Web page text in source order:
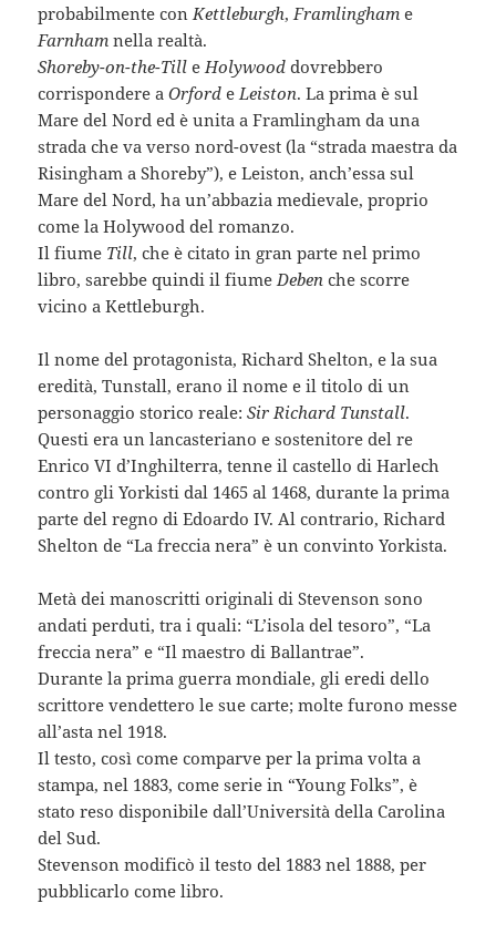
probabilmente con Kettleburgh, Framlinghame
Farnhamnella realtà.
Shoreby-on-the-Till e Holywooddovrebbero
corrispondere aOrforde Leiston. La prima è sul
Mare del Nord ed è unita a Framlingham da una
strada che va verso nord-ovest (la “strada maestra da
Risingham a Shoreby”), e Leiston, anch’essa sul
Mare del Nord, ha un’abbazia medievale, proprio
come la Holywood del romanzo.
Il fiume Till, che è citato in gran parte nel primo
libro, sarebbe quindi il fiume Debenche scorre
vicino a Kettleburgh.
Il nome del protagonista, Richard Shelton, e la sua
eredità, Tunstall, erano il nome e il titolo di un
personaggio storico reale:Sir Richard Tunstall.
Questi era un lancasteriano e sostenitore del re
Enrico VI d’Inghilterra, tenne il castello di Harlech
contro gli Yorkisti dal 1465 al 1468, durante la prima
parte del regno di Edoardo IV. Al contrario, Richard
Shelton de “La freccia nera” è un convinto Yorkista.
Metà dei manoscritti originali di Stevenson sono
andati perduti, tra i quali: “L’isola del tesoro”, “La
freccia nera” e “Il maestro di Ballantrae”.
Durante la prima guerra mondiale, gli eredi dello
scrittore vendettero le sue carte; molte furono messe
all’asta nel 1918.
Il testo, così come comparve per la prima volta a
stampa, nel 1883, come serie in “Young Folks”, è
stato reso disponibile dall’Università della Carolina
del Sud.
Stevenson modificò il testo del 1883 nel 1888, per
pubblicarlo come libro.